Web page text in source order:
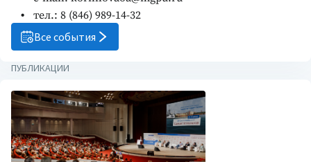
тел.: 8 (846) 989-14-32
Все события
ПУБЛИКАЦИИ